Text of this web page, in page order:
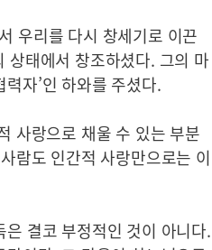
우리를 다시 창세기로 이끈
태에서 창조하셨다. 그의 마
자’인 하와를 주셨다.
사랑으로 채울 수 있는 부분
람도 인간적 사랑만으로는 이
결코 부정적인 것이 아니다.